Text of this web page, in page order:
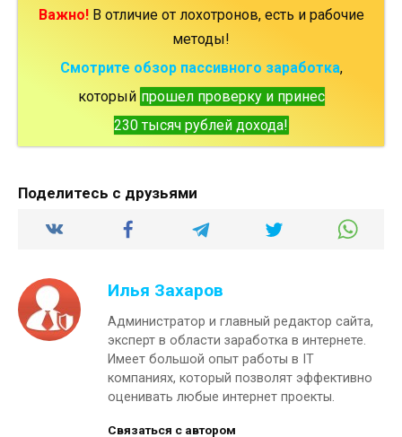
Важно!В отличие от лохотронов, есть и рабочие
методы!
Смотрите обзор пассивного заработка,
который прошел проверку и принес
230 тысяч рублей дохода!
Поделитесь с друзьями
Илья Захаров
Администратор и главный редактор сайта,
эксперт в области заработка в интернете.
Имеет большой опыт работы в IT
компаниях, который позволят эффективно
оценивать любые интернет проекты.
Связаться с автором